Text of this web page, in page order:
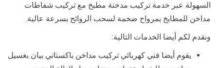
السهولة عبر خدمة تركيب مدخنة مطبخ مع تركيب شفاطات
مداخن للمطابخ بمرواح ضخمة لسحب الروائح بسرعة عالية.
ونقدم لكم أيضا الخدمات التالية:
يقوم أيضا فني كهربائي تركيب مداخن باكستاني بيان بغسيل